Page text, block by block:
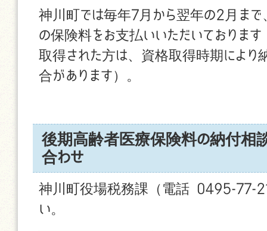
神川町では毎年7月から翌年の2月ま
の保険料をお支払いいただいておりま
取得された方は、資格取得時期により
合があります）。
後期高齢者医療保険料の納付相
合わせ
神川町役場税務課（電話 0495-77-
い。